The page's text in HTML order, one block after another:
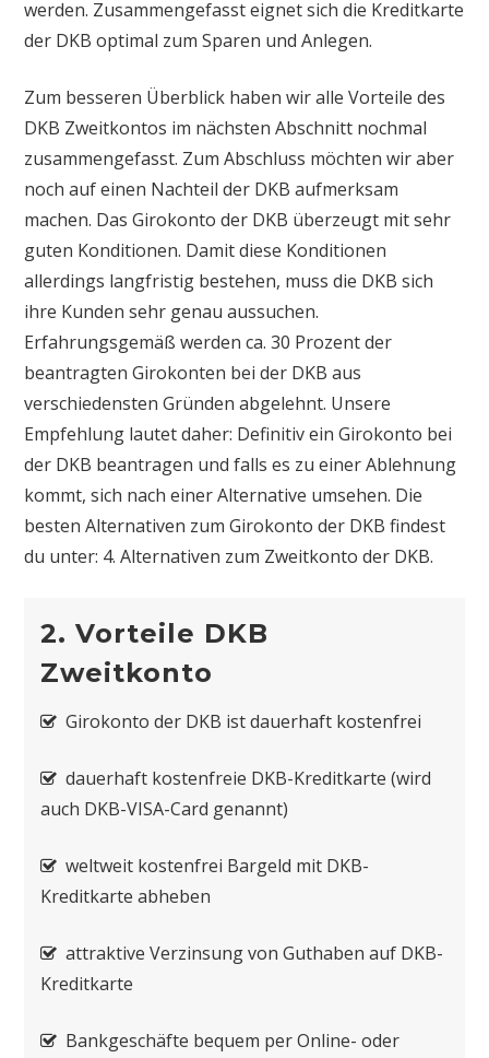
werden. Zusammengefasst eignet sich die Kreditkarte
der DKB optimal zum Sparen und Anlegen.
Zum besseren Überblick haben wir alle Vorteile des
DKB Zweitkontos im nächsten Abschnitt nochmal
zusammengefasst. Zum Abschluss möchten wir aber
noch auf einen Nachteil der DKB aufmerksam
machen. Das Girokonto der DKB überzeugt mit sehr
guten Konditionen. Damit diese Konditionen
allerdings langfristig bestehen, muss die DKB sich
ihre Kunden sehr genau aussuchen.
Erfahrungsgemäß werden ca. 30 Prozent der
beantragten Girokonten bei der DKB aus
verschiedensten Gründen abgelehnt. Unsere
Empfehlung lautet daher: Definitiv ein Girokonto bei
der DKB beantragen und falls es zu einer Ablehnung
kommt, sich nach einer Alternative umsehen. Die
besten Alternativen zum Girokonto der DKB findest
du unter: 4. Alternativen zum Zweitkonto der DKB.
2. Vorteile DKB
Zweitkonto
Girokonto der DKB ist dauerhaft kostenfrei
dauerhaft kostenfreie DKB-Kreditkarte (wird
auch DKB-VISA-Card genannt)
weltweit kostenfrei Bargeld mit DKB-
Kreditkarte abheben
attraktive Verzinsung von Guthaben auf DKB-
Kreditkarte
Bankgeschäfte bequem per Online- oder